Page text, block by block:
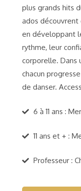
plus grands hits
ados
en développant
rythme, leur
corporelle. Dans
chacun
de danser.
6 à 11 ans :
11 ans et + :
Professeur :